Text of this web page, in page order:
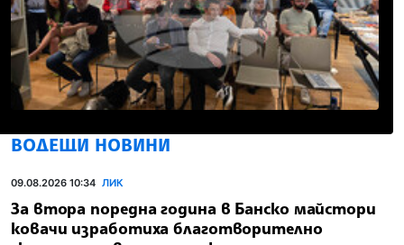
ВОДЕЩИ НОВИНИ
09.08.2026 10:34 ЛИК
За втора поредна година в Банско майстори
ковачи изработиха благотворително